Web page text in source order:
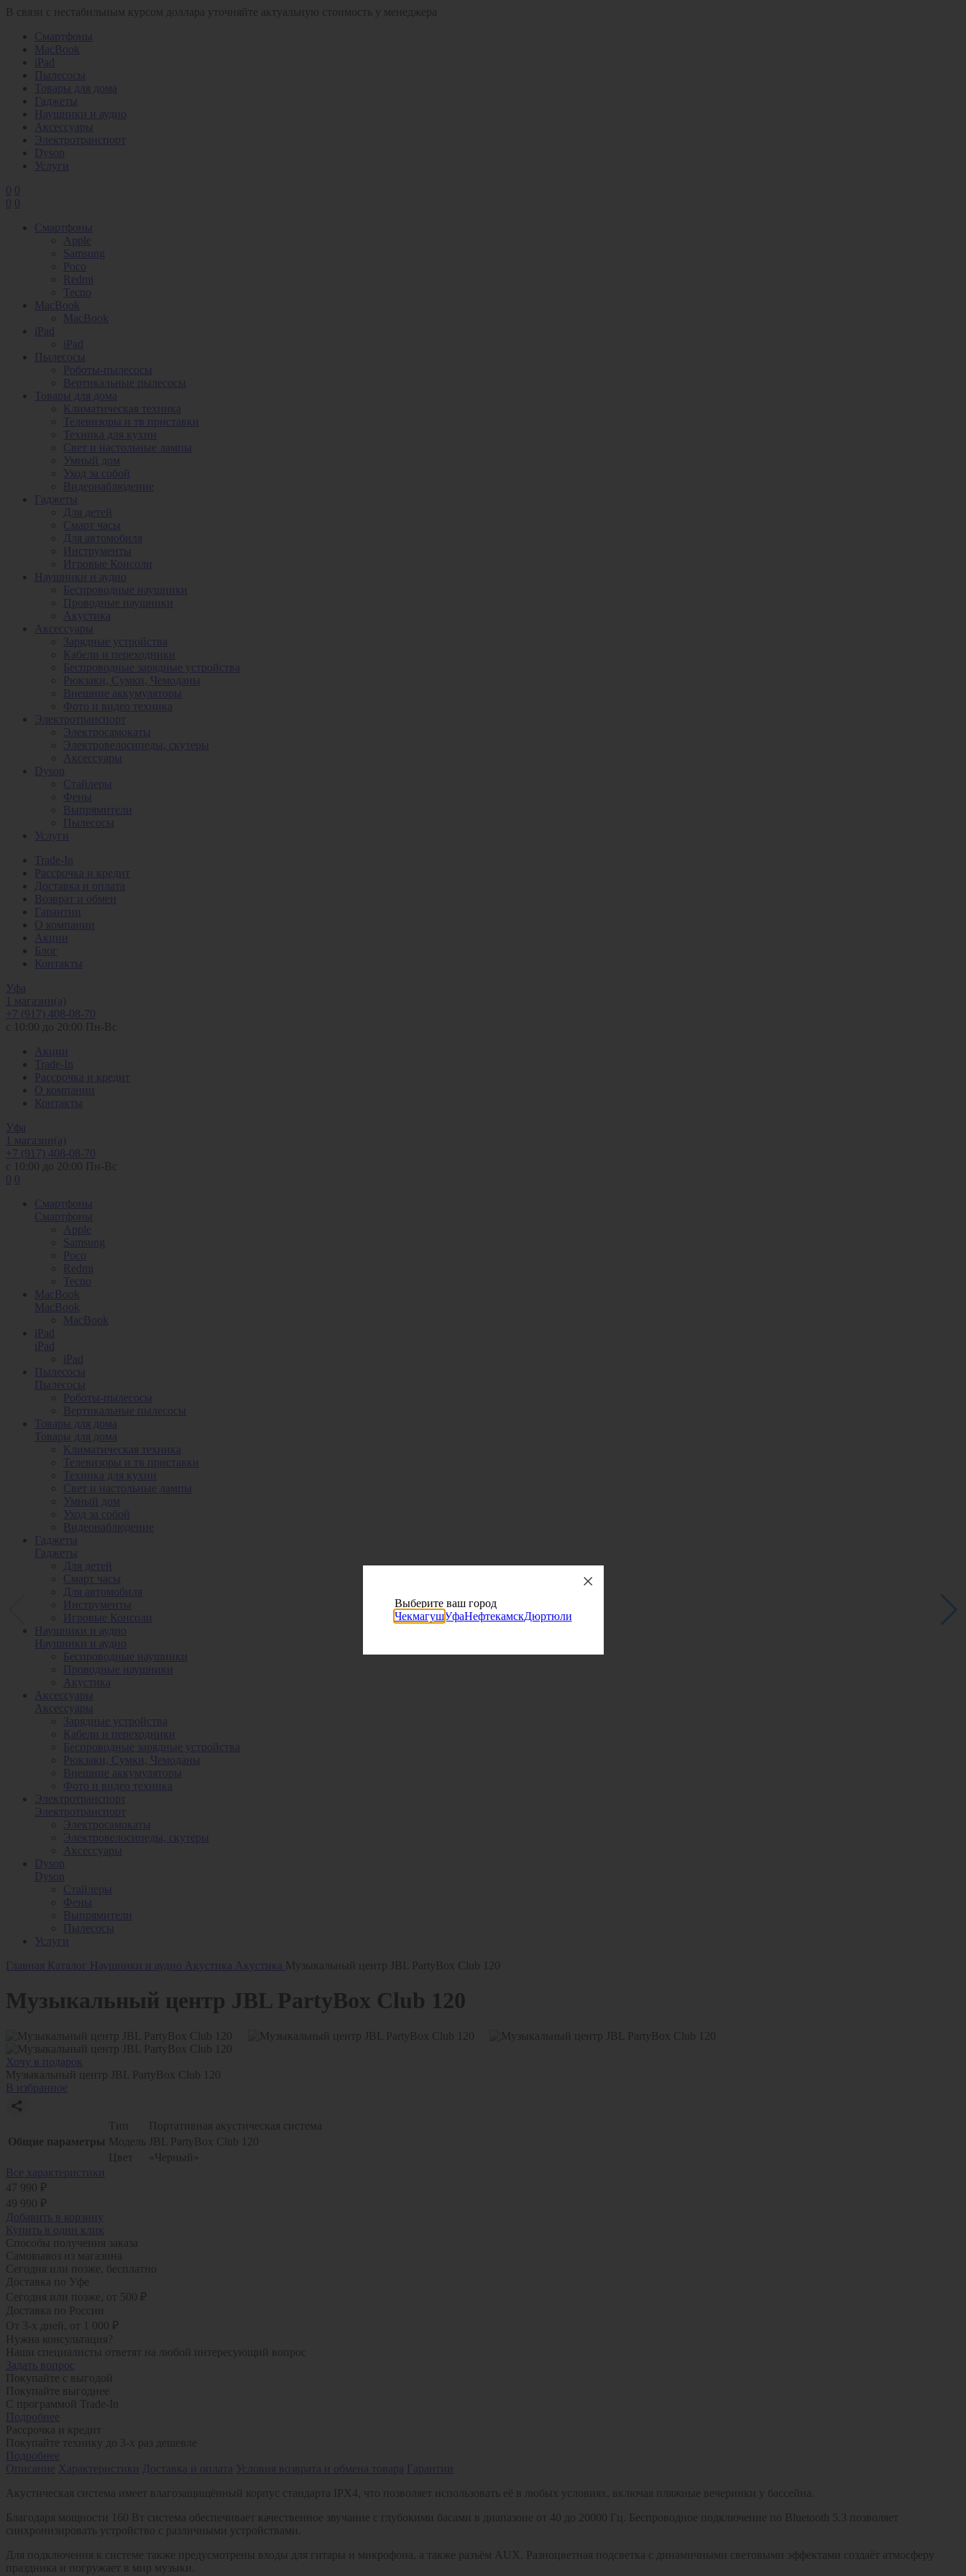
В связи с нестабильным курсом доллара уточняйте актуальную стоимость у менеджера
Смартфоны
MacBook
iPad
Пылесосы
Товары для дома
Гаджеты
Наушники и аудио
Аксессуары
Электротранспорт
Dyson
Услуги
0 0
0 0
Смартфоны
Apple
Samsung
Poco
Redmi
Tecno
MacBook
MacBook
iPad
iPad
Пылесосы
Роботы-пылесосы
Вертикальные пылесосы
Товары для дома
Климатическая техника
Телевизоры и тв приставки
Техника для кухни
Свет и настольные лампы
Умный дом
Уход за собой
Видеонаблюдение
Гаджеты
Для детей
Смарт часы
Для автомобиля
Инструменты
Игровые Консоли
Наушники и аудио
Беспроводные наушники
Проводные наушники
Акустика
Аксессуары
Зарядные устройства
Кабели и переходники
Беспроводные зарядные устройства
Рюкзаки, Сумки, Чемоданы
Внешние аккумуляторы
Фото и видео техника
Электротранспорт
Электросамокаты
Электровелосипеды, скутеры
Аксессуары
Dyson
Стайлеры
Фены
Выпрямители
Пылесосы
Услуги
Trade-In
Рассрочка и кредит
Доставка и оплата
Возврат и обмен
Гарантии
О компании
Акции
Блог
Контакты
Уфа
1 магазин(а)
+7 (917) 408-08-70
с 10:00 до 20:00 Пн-Вс
Акции
Trade-In
Рассрочка и кредит
О компании
Контакты
Уфа
1 магазин(а)
+7 (917) 408-08-70
с 10:00 до 20:00 Пн-Вс
0 0
Смартфоны
Смартфоны
Apple
Samsung
Poco
Redmi
Tecno
MacBook
MacBook
MacBook
iPad
iPad
iPad
Пылесосы
Пылесосы
Роботы-пылесосы
Вертикальные пылесосы
Товары для дома
Товары для дома
Климатическая техника
Телевизоры и тв приставки
Техника для кухни
Свет и настольные лампы
Умный дом
Уход за собой
Видеонаблюдение
Гаджеты
Гаджеты
Для детей
Смарт часы
Для автомобиля
Инструменты
Игровые Консоли
Наушники и аудио
Наушники и аудио
Беспроводные наушники
Проводные наушники
Акустика
Аксессуары
Аксессуары
Зарядные устройства
Кабели и переходники
Беспроводные зарядные устройства
Рюкзаки, Сумки, Чемоданы
Внешние аккумуляторы
Фото и видео техника
Электротранспорт
Электротранспорт
Электросамокаты
Электровелосипеды, скутеры
Аксессуары
Dyson
Dyson
Стайлеры
Фены
Выпрямители
Пылесосы
Услуги
Главная Каталог Наушники и аудио Акустика Акустика Музыкальный центр JBL PartyBox Club 120
Музыкальный центр JBL PartyBox Club 120
Хочу в подарок
Музыкальный центр JBL PartyBox Club 120
В избранное
Общие параметры
Тип
Портативная акустическая система
Модель
JBL PartyBox Club 120
Цвет
«Черный»
Все характеристики
47 990 ₽
49 990 ₽
Добавить в корзину
Купить в один клик
Способы получения заказа
Самовывоз из магазина
Сегодня или позже, бесплатно
Доставка по Уфе
Сегодня или позже, от 500 ₽
Доставка по России
От 3-х дней, от 1 000 ₽
Нужна консультация?
Наши специалисты ответят на любой интересующий вопрос
Задать вопрос
Покупайте с выгодой
Покупайте выгоднее
С программой Trade-In
Подробнее
Рассрочка и кредит
Покупайте технику до 3-х раз дешевле
Подробнее
Описание Характеристики Доставка и оплата Условия возврата и обмена товара Гарантии
Акустическая система имеет влагозащищённый корпус стандарта IPX4, что позволяет использовать её в любых условиях, включая пляжные вечеринки у бассейна.
Благодаря мощности 160 Вт система обеспечивает качественное звучание с глубокими басами в диапазоне от 40 до 20000 Гц. Беспроводное подключение по Bluetooth 5.3 позволяет
синхронизировать устройство с различными устройствами.
Для подключения к системе также предусмотрены входы для гитары и микрофона, а также разъём AUX. Разноцветная подсветка с динамичными световыми эффектами создаёт атмосферу
праздника и погружает в мир музыки.
Выберите ваш город
ЧекмагушУфаНефтекамскДюртюли